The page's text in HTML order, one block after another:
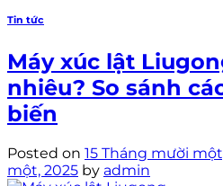
Tin tức
Máy xúc lật
nhiêu? So sánh
biến
Posted on 15 Tháng mười
một, 2025 by admin